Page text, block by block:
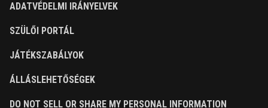
ADATVÉDELMI IRÁNYELVEK
SZÜLŐI PORTÁL
JÁTÉKSZABÁLYOK
ÁLLÁSLEHETŐSÉGEK
DO NOT SELL OR SHARE MY PERSONAL INFORMATION